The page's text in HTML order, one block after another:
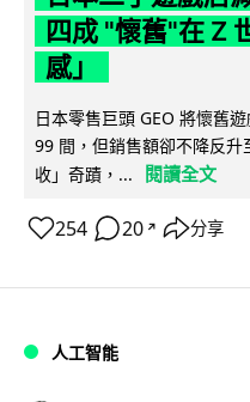
四成 "懷舊"在 Z
感」
日本零售巨頭 GEO 將懷舊
99 間，但銷售額卻不降反
收」奇蹟，...
閱讀全文
254 20 ↗ 分享
人工智能